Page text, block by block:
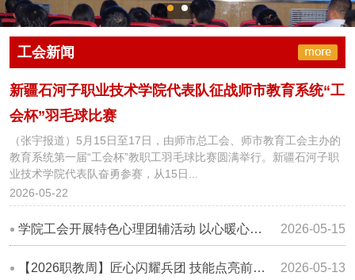
工会新闻
新疆石河子职业技术学院代表队征战师市教育系统“工
会杯”羽毛球比赛
（张宇报道）5月15日至17日，由师市总工会、师市教育工会主办的
教育系统第一届“工会杯”教职工羽毛球比赛圆满举行。新疆石河子职
业技术学院代表队奋勇参赛，从15日...
2026-05-22
学院工会开展特色心理团辅活动 以心暖心筑牢职业心理防线 2026-05-15
【2026职教周】匠心闪耀兵团 技能点亮前程——学院举办“大国工匠进校园”宣讲活动 2026-05-13